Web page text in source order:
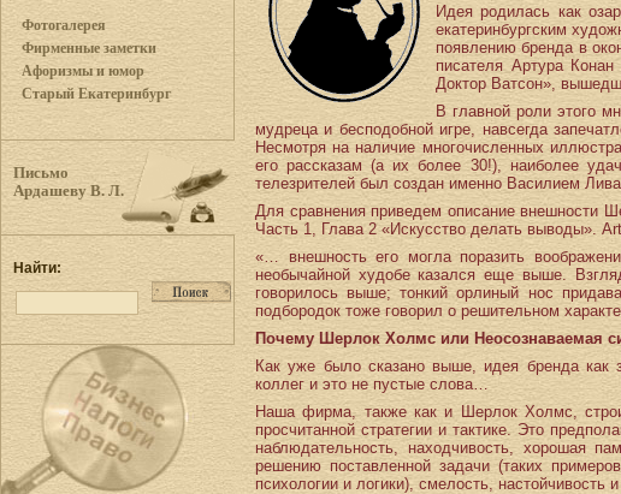
Фотогалерея
Фирменные заметки
Афоризмы и юмор
Старый Екатеринбург
Письмо
Ардашеву В. Л.
Найти:
Идея родилась как
екатеринбургским
появлению бренда в
писателя Артура
Доктор Ватсон»,
В главной роли этого
мудреца и бесподобной игре, навсегда
Несмотря на наличие многочисленных
его рассказам (а их более 30!), наиболее
телезрителей был создан именно Василием
Для сравнения приведем описание внешности
Часть 1, Глава 2 «Искусство делать выводы».
«… внешность его могла поразить
необычайной худобе казался еще выше.
говорилось выше; тонкий орлиный нос
подбородок тоже говорил о решительном
Почему Шерлок Холмс или Неосознаваемая
Как уже было сказано выше, идея бренда как
коллег и это не пустые слова…
Наша фирма, также как и Шерлок Холмс,
просчитанной стратегии и тактике. Это
наблюдательность, находчивость, хорошая
решению поставленной задачи (таких
психологии и логики), смелость,